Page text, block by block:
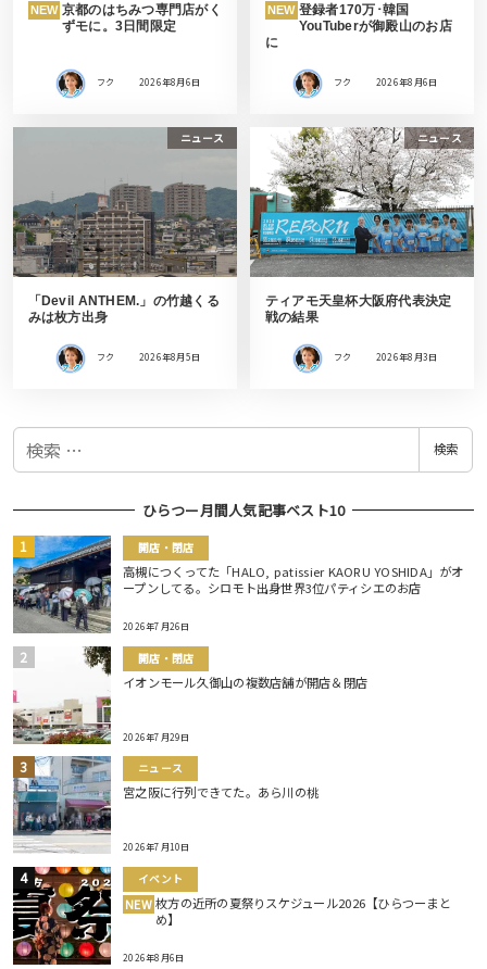
NEW 京都のはちみつ専門店がく
ずモに。3日間限定
フク 2026年8月6日
NEW 登録者170万･韓国
YouTuberが御殿山のお店
に
フク 2026年8月6日
ニュース
「Devil ANTHEM.」の竹越くる
みは枚方出身
フク 2026年8月5日
ニュース
ティアモ天皇杯大阪府代表決定
戦の結果
フク 2026年8月3日
検
検索
ひらつー月間人気記事ベスト10
開店・閉店
高槻につくってた「HALO, patissier KAORU YOSHIDA」がオ
ープンしてる。シロモト出身世界3位パティシエのお店
2026年7月26日
開店・閉店
イオンモール久御山の複数店舗が開店＆閉店
2026年7月29日
ニュース
宮之阪に行列できてた。あら川の桃
2026年7月10日
イベント
NEW 枚方の近所の夏祭りスケジュール2026【ひらつーまと
め】
2026年8月6日